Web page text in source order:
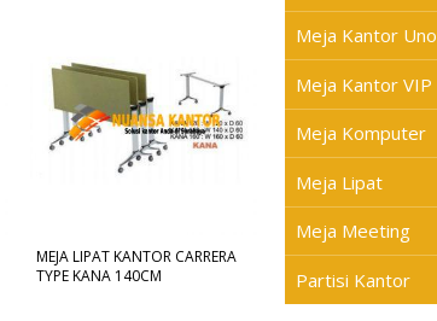
MEJA LIPAT KANTOR CARRERA
TYPE KANA 140CM
Meja Kantor Uno
Meja Kantor VIP
Meja Komputer
Meja Lipat
Meja Meeting
Partisi Kantor